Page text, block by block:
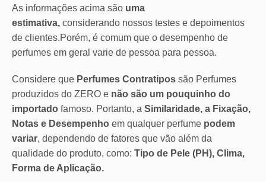
As informações acima são uma
estimativa, considerando nossos testes e depoimentos
de clientes.Porém, é comum que o desempenho de
perfumes em geral varie de pessoa para pessoa.
Considere que Perfumes Contratipos são Perfumes
produzidos do ZERO e não são um pouquinho do
importado famoso. Portanto, a Similaridade, a Fixação,
Notas e Desempenho em qualquer perfume podem
variar, dependendo de fatores que vão além da
qualidade do produto, como: Tipo de Pele (PH), Clima,
Forma de Aplicação.